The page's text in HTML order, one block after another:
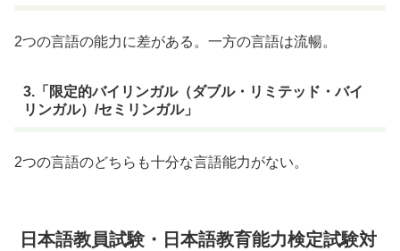
2つの言語の能力に差がある。一方の言語は流暢。
3.「限定的バイリンガル（ダブル・リミテッド・バイ
リンガル）/セミリンガル」
2つの言語のどちらも十分な言語能力がない。
日本語教員試験・日本語教育能力検定試験対